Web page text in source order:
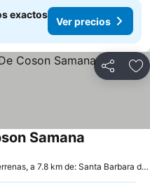
exactos
Ver precios
Compartir
Samana
Las Terrenas, a 7.8 km de: Santa Barbara de Samana